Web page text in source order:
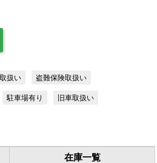
扱い 盗難保険取扱い
駐車場有り 旧車取扱い
在庫一覧